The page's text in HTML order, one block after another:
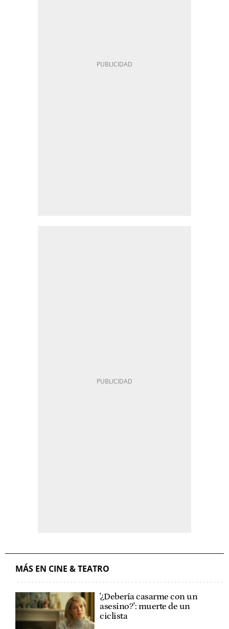
MÁS EN CINE & TEATRO
'¿Debería casarme con un
asesino?': muerte de un
ciclista